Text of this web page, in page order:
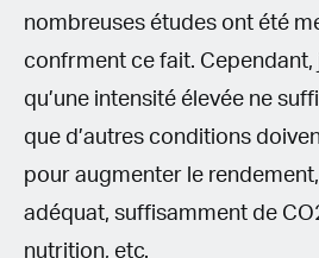
nombreuses études ont été
confrment ce fait. Cependant,
qu’une intensité élevée ne
que d’autres conditions
pour augmenter le
adéquat, suffisamment de
nutrition, etc.